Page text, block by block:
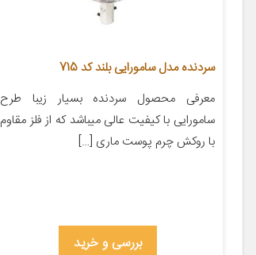
سردنده مدل سامورایی بلند کد 715
معرفی محصول سردنده بسیار زیبا طرح
سامورایی با کیفیت عالی میباشد که از فلز مقاوم
با روکش چرم پوست ماری […]
بررسی و خرید